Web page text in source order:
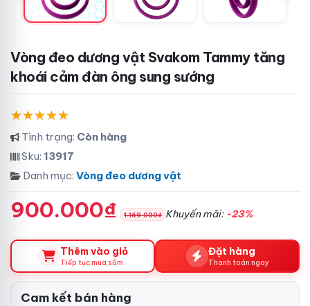
Vòng đeo dương vật Svakom Tammy tăng
khoái cảm đàn ông sung sướng
Tình trạng: Còn hàng
Sku: 13917
Danh mục: Vòng đeo dương vật
900.000₫ 1.169.000₫ Khuyến mãi: -23%
Thêm vào giỏ
Tiếp tục mua sắm
Đặt hàng
Thanh toán ngay
Cam kết bán hàng